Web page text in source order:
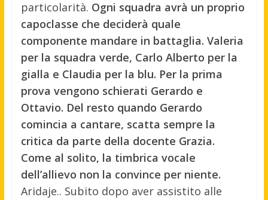
particolarità. Ogni squadra avrà un proprio
capoclasse che deciderà quale
componente mandare in battaglia. Valeria
per la squadra verde, Carlo Alberto per la
gialla e Claudia per la blu. Per la prima
prova vengono schierati Gerardo e
Ottavio. Del resto quando Gerardo
comincia a cantare, scatta sempre la
critica da parte della docente Grazia.
Come al solito, la timbrica vocale
dell’allievo non la convince per niente.
Aridaje.. Subito dopo aver assistito alle